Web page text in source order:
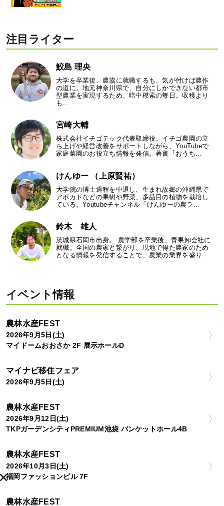
注目ライター
鮫島 理央
大学を卒業後、農協に就職するも、気が付けば農作
の道に。地元神奈川県で、自分にしかできない都市
型農業を実現するため、暗中模索の毎日。収穫より
も…
宮崎大輔
株式会社イチゴテック代表取締役。イチゴ農園の立
ち上げや経営改善をサポートしながら、YouTubeで
家庭菜園のお役立ち情報を発信。著書『おうち…
けんゆー （上原賢祐）
大学院の博士過程を中退し、生まれ故郷の沖縄県で
アボカドなどの果樹や野菜、多品目の植物を栽培し
ている。Youtubeチャンネル「けんゆーの農ラ…
鈴木 雄人
茨城県石岡市出身。 農学部を卒業後、青果卸会社に
就職。全国の農家と繋がり、現地で得た農家のため
となる情報を発信することで、農業の業界を盛り…
イベント情報
農林水産FEST
2026年9月5日(土)
マイドームおおさか 2F 展示ホールD
マイナビ移住フェア
2026年9月5日(土)
農林水産FEST
2026年9月12日(土)
TKPガーデンシティPREMIUM池袋 バンケットホール4B
農林水産FEST
2026年10月3日(土)
福岡ファッションビル 7F
農林水産FEST